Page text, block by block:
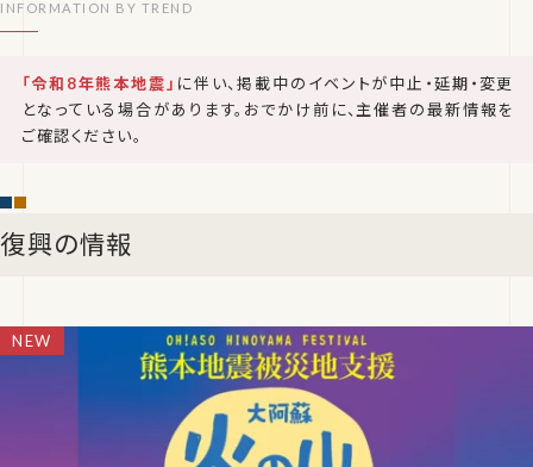
「令和8年熊本地震」 に伴い、掲載中のイベントが中止・延期・変更
となっている場合があります。おでかけ前に、主催者の最新情報を
ご確認ください。
復興の情報